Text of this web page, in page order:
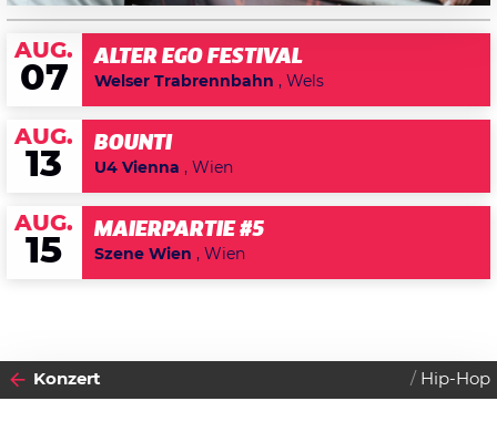
AUG.
07
ALTER EGO FESTIVAL
Welser Trabrennbahn , Wels
AUG.
13
BOUNTI
U4 Vienna , Wien
AUG.
15
MAIERPARTIE #5
Szene Wien , Wien
Konzert Hip-Hop